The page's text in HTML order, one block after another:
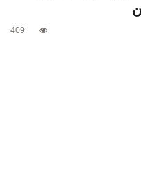
409